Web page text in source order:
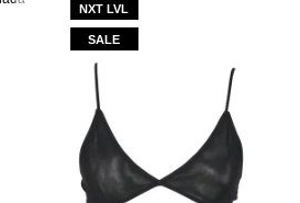
e polí­ticas de privacidade
NXT LVL